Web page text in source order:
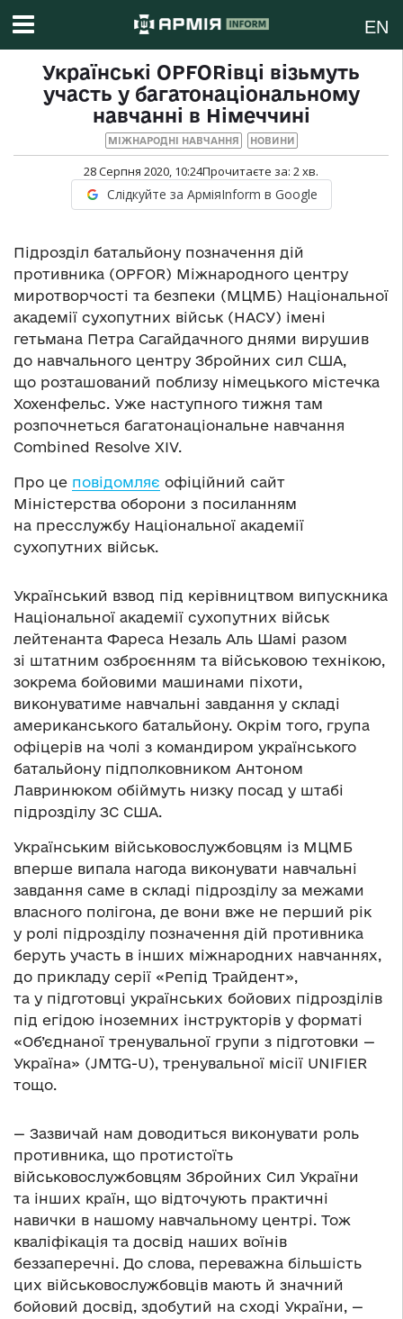
EN
Українські OPFORівці візьмуть
участь у багатонаціональному
навчанні в Німеччині
МІЖНАРОДНІ НАВЧАННЯ НОВИНИ
28 Серпня 2020, 10:24Прочитаєте за: 2хв.
Слідкуйте за АрміяInform в Google
Підрозділ батальйону позначення дій
противника (OPFOR) Міжнародного центру
миротворчості та безпеки (МЦМБ) Національної
академії сухопутних військ (НАСУ) імені
гетьмана Петра Сагайдачного днями вирушив
до навчального центру Збройних сил США,
що розташований поблизу німецького містечка
Хохенфельс. Уже наступного тижня там
розпочнеться багатонаціональне навчання
Combined Resolve XIV.
Про це повідомляє офіційний сайт
Міністерства оборони з посиланням
на пресслужбу Національної академії
сухопутних військ.
Український взвод під керівництвом випускника
Національної академії сухопутних військ
лейтенанта Фареса Незаль Аль Шамі разом
зі штатним озброєнням та військовою технікою,
зокрема бойовими машинами піхоти,
виконуватиме навчальні завдання у складі
американського батальйону. Окрім того, група
офіцерів на чолі з командиром українського
батальйону підполковником Антоном
Лавринюком обіймуть низку посад у штабі
підрозділу ЗС США.
Українським військовослужбовцям із МЦМБ
вперше випала нагода виконувати навчальні
завдання саме в складі підрозділу за межами
власного полігона, де вони вже не перший рік
у ролі підрозділу позначення дій противника
беруть участь в інших міжнародних навчаннях,
до прикладу серії «Репід Трайдент»,
та у підготовці українських бойових підрозділів
під егідою іноземних інструкторів у форматі
«Об’єднаної тренувальної групи з підготовки —
Україна» (JMTG-U), тренувальної місії UNIFIER
тощо.
— Зазвичай нам доводиться виконувати роль
противника, що протистоїть
військовослужбовцям Збройних Сил України
та інших країн, що відточують практичні
навички в нашому навчальному центрі. Тож
кваліфікація та досвід наших воїнів
беззаперечні. До слова, переважна більшість
цих військовослужбовців мають й значний
бойовий досвід, здобутий на сході України, —